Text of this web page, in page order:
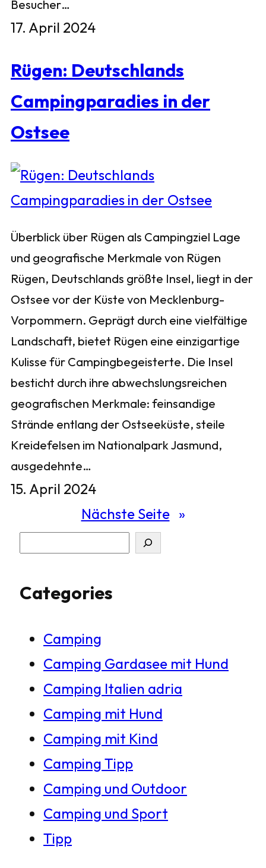
Besucher…
17. April 2024
Rügen: Deutschlands
Campingparadies in der
Ostsee
Überblick über Rügen als Campingziel Lage
und geografische Merkmale von Rügen
Rügen, Deutschlands größte Insel, liegt in der
Ostsee vor der Küste von Mecklenburg-
Vorpommern. Geprägt durch eine vielfältige
Landschaft, bietet Rügen eine einzigartige
Kulisse für Campingbegeisterte. Die Insel
besticht durch ihre abwechslungsreichen
geografischen Merkmale: feinsandige
Strände entlang der Ostseeküste, steile
Kreidefelsen im Nationalpark Jasmund,
ausgedehnte…
15. April 2024
Nächste Seite »
c
Categories
Camping
Camping Gardasee mit Hund
Camping Italien adria
Camping mit Hund
Camping mit Kind
Camping Tipp
Camping und Outdoor
Camping und Sport
Tipp